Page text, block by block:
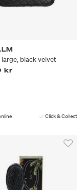
large, black velvet
kr
Click & Collect